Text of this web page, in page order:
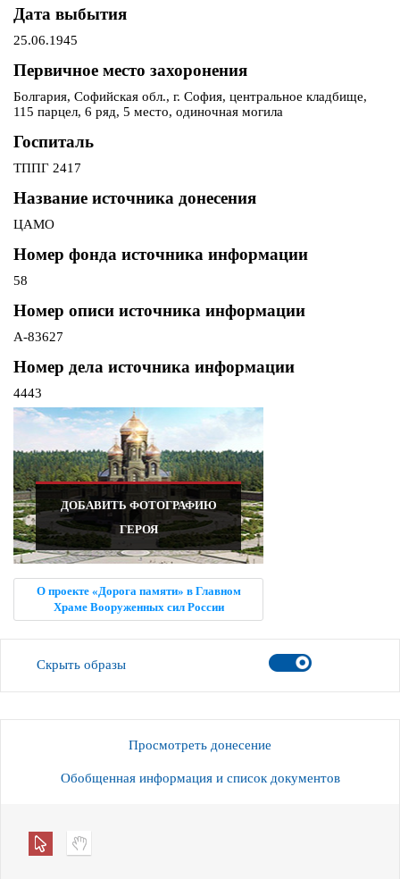
Дата выбытия
25.06.1945
Первичное место захоронения
Болгария, Софийская обл., г. София, центральное кладбище,
115 парцел, 6 ряд, 5 место, одиночная могила
Госпиталь
ТППГ 2417
Название источника донесения
ЦАМО
Номер фонда источника информации
58
Номер описи источника информации
А-83627
Номер дела источника информации
4443
ДОБАВИТЬ ФОТОГРАФИЮ
ГЕРОЯ
О проекте «Дорога памяти» в Главном
Храме Вооруженных сил России
Скрыть образы
Просмотреть донесение
Обобщенная информация и список документов